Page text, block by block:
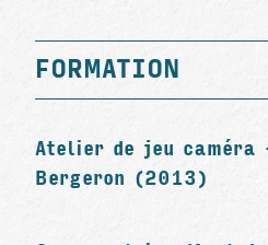
FORMATION
Atelier de jeu caméra
Bergeron (2013)